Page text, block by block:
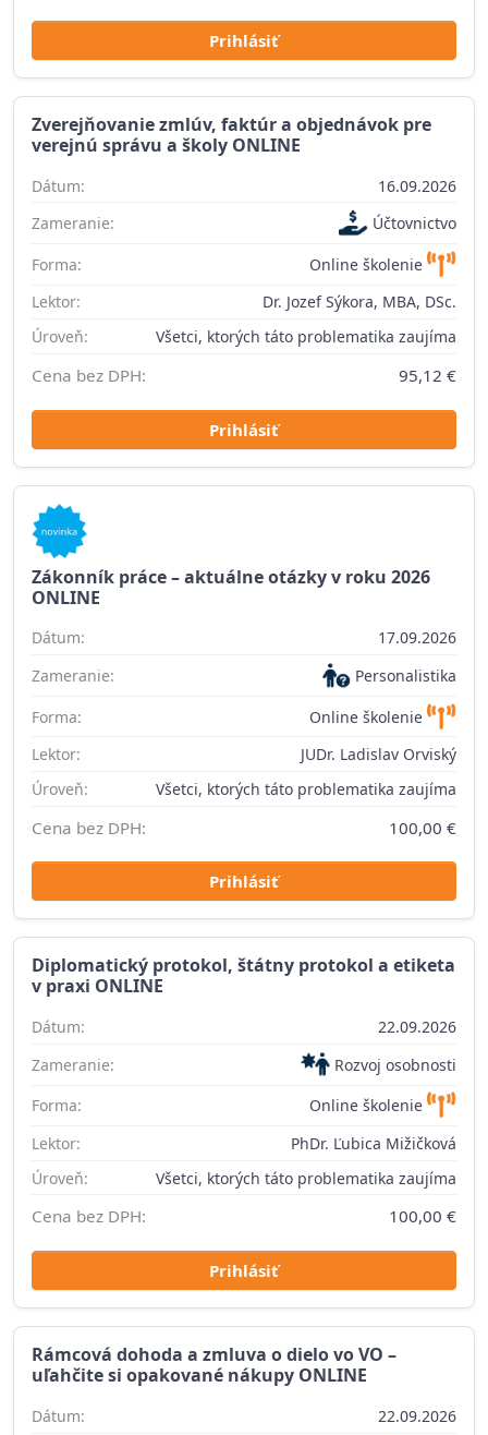
Prihlásiť
Zverejňovanie zmlúv, faktúr a objednávok pre
verejnú správu a školy ONLINE
Dátum:
16.09.2026
Zameranie:
Účtovnictvo
Forma:
Online školenie
Lektor:
Dr. Jozef Sýkora, MBA, DSc.
Úroveň:
Všetci, ktorých táto problematika zaujíma
Cena bez DPH: 95,12 €
Prihlásiť
Zákonník práce – aktuálne otázky v roku 2026
ONLINE
Dátum:
17.09.2026
Zameranie:
Personalistika
Forma:
Online školenie
Lektor:
JUDr. Ladislav Orviský
Úroveň:
Všetci, ktorých táto problematika zaujíma
Cena bez DPH: 100,00 €
Prihlásiť
Diplomatický protokol, štátny protokol a etiketa
v praxi ONLINE
Dátum:
22.09.2026
Zameranie:
Rozvoj osobnosti
Forma:
Online školenie
Lektor:
PhDr. Ľubica Mižičková
Úroveň:
Všetci, ktorých táto problematika zaujíma
Cena bez DPH: 100,00 €
Prihlásiť
Rámcová dohoda a zmluva o dielo vo VO –
uľahčite si opakované nákupy ONLINE
Dátum:
22.09.2026